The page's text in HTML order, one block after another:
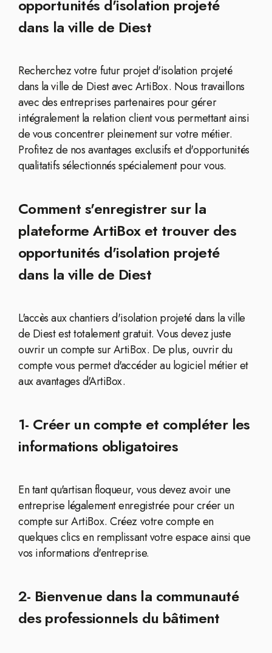
opportunités d'isolation projeté
dans la ville de Diest
Recherchez votre futur projet d'isolation projeté
dans la ville de Diest avec ArtiBox. Nous travaillons
avec des entreprises partenaires pour gérer
intégralement la relation client vous permettant ainsi
de vous concentrer pleinement sur votre métier.
Profitez de nos avantages exclusifs et d'opportunités
qualitatifs sélectionnés spécialement pour vous.
Comment s'enregistrer sur la
plateforme ArtiBox et trouver des
opportunités d'isolation projeté
dans la ville de Diest
L'accès aux chantiers d'isolation projeté dans la ville
de Diest est totalement gratuit. Vous devez juste
ouvrir un compte sur ArtiBox. De plus, ouvrir du
compte vous permet d'accéder au logiciel métier et
aux avantages d'ArtiBox.
1- Créer un compte et compléter les
informations obligatoires
En tant qu'artisan floqueur, vous devez avoir une
entreprise légalement enregistrée pour créer un
compte sur ArtiBox. Créez votre compte en
quelques clics en remplissant votre espace ainsi que
vos informations d'entreprise.
2- Bienvenue dans la communauté
des professionnels du bâtiment